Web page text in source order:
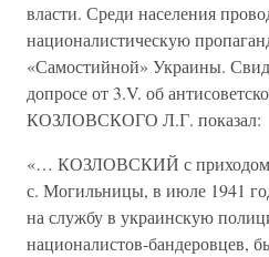
власти. Среди населения
националистическую
«Самостийной» Украины.
допросе от 3.V. об
КОЗЛОВСКОГО Л.Г. показал:
«… КОЗЛОВСКИЙ с приходом
с. Могильницы, в июле 1941
на службу в украинскую
националистов-бандеровцев,